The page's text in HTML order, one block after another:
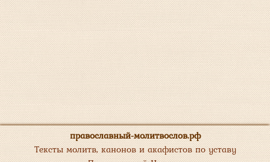
православный-молитвослов.рф
Тексты молитв, канонов и акафистов по уставу